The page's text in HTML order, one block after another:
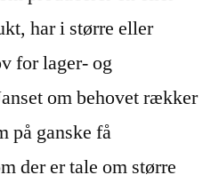
har i større eller
for lager- og
om behovet rækker
på ganske få
der er tale om større